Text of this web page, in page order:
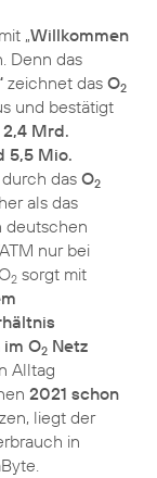
„Willkommen
Denn das
zeichnet das O2
und bestätigt
2,4 Mrd.
5,5 Mio.
das O2
als das
deutschen
nur bei
2 sorgt mit
im O2 Netz
Alltag
2021 schon
liegt der
in